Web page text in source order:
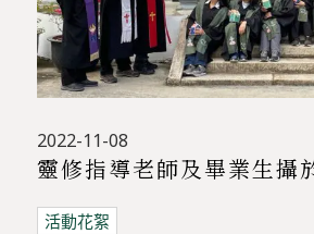
2022-11-08
活動花絮